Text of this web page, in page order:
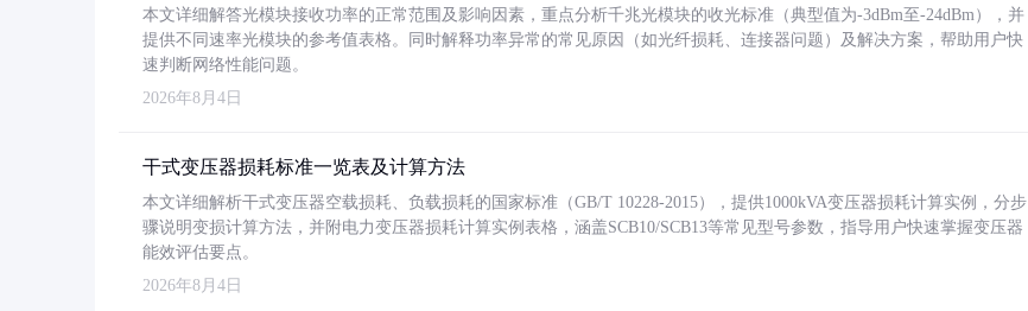
本文详细解答光模块接收功率的正常范围及影响因素，重点分析千兆光模块的收光标准（典型值为-3dBm至-24dBm），并
提供不同速率光模块的参考值表格。同时解释功率异常的常见原因（如光纤损耗、连接器问题）及解决方案，帮助用户快
速判断网络性能问题。
2026年8月4日
干式变压器损耗标准一览表及计算方法
本文详细解析干式变压器空载损耗、负载损耗的国家标准（GB/T 10228-2015），提供1000kVA变压器损耗计算实例，分步
骤说明变损计算方法，并附电力变压器损耗计算实例表格，涵盖SCB10/SCB13等常见型号参数，指导用户快速掌握变压器
能效评估要点。
2026年8月4日